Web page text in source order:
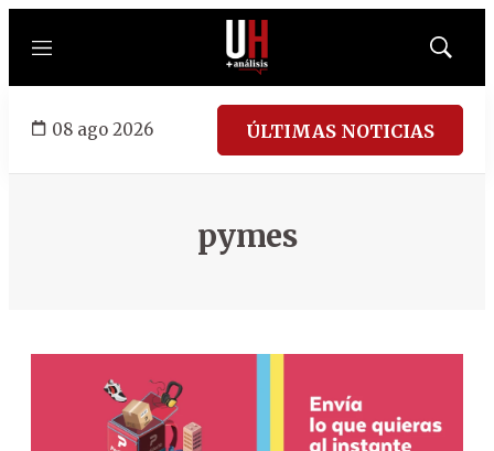
Menú
Mostrar
08 ago 2026 ÚLTIMAS NOTICIAS
pymes